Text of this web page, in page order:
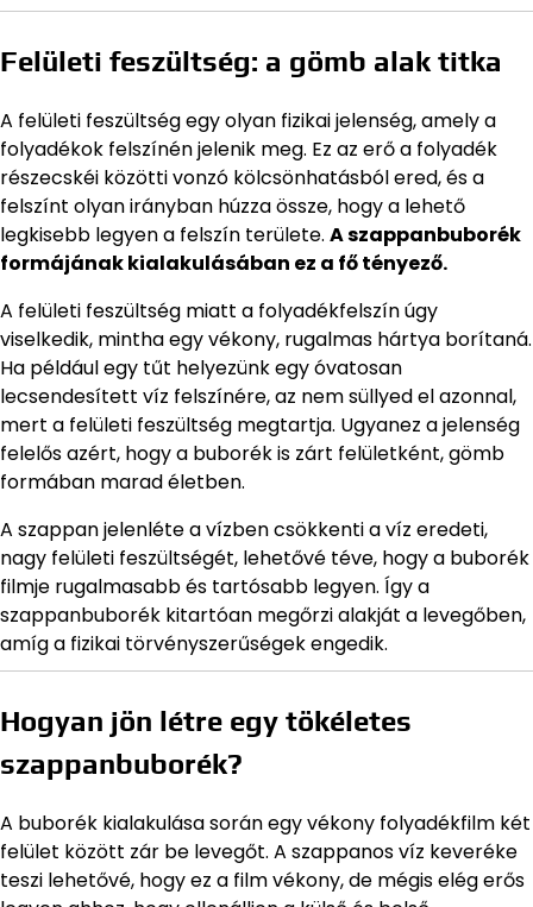
Felületi feszültség: a gömb alak titka
A felületi feszültség egy olyan fizikai jelenség, amely a
folyadékok felszínén jelenik meg. Ez az erő a folyadék
részecskéi közötti vonzó kölcsönhatásból ered, és a
felszínt olyan irányban húzza össze, hogy a lehető
legkisebb legyen a felszín területe. A szappanbuborék
formájának kialakulásában ez a fő tényező.
A felületi feszültség miatt a folyadékfelszín úgy
viselkedik, mintha egy vékony, rugalmas hártya borítaná.
Ha például egy tűt helyezünk egy óvatosan
lecsendesített víz felszínére, az nem süllyed el azonnal,
mert a felületi feszültség megtartja. Ugyanez a jelenség
felelős azért, hogy a buborék is zárt felületként, gömb
formában marad életben.
A szappan jelenléte a vízben csökkenti a víz eredeti,
nagy felületi feszültségét, lehetővé téve, hogy a buborék
filmje rugalmasabb és tartósabb legyen. Így a
szappanbuborék kitartóan megőrzi alakját a levegőben,
amíg a fizikai törvényszerűségek engedik.
Hogyan jön létre egy tökéletes
szappanbuborék?
A buborék kialakulása során egy vékony folyadékfilm két
felület között zár be levegőt. A szappanos víz keveréke
teszi lehetővé, hogy ez a film vékony, de mégis elég erős